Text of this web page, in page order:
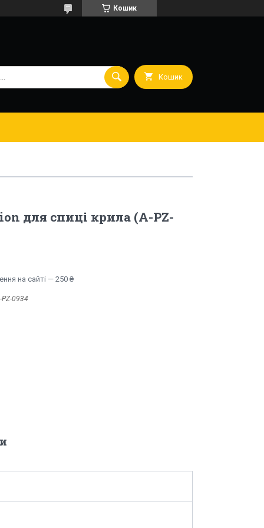
Кошик
Кошик
для спиці крила (A-PZ-
на сайті — 250 ₴
PZ-0934